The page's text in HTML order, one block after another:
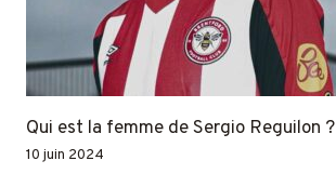
Qui est la femme de Sergio Reguilon ?
10 juin 2024